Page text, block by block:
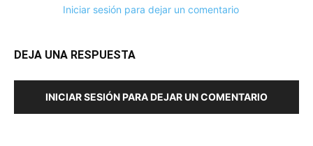
Iniciar sesión para dejar un comentario
DEJA UNA RESPUESTA
INICIAR SESIÓN PARA DEJAR UN COMENTARIO